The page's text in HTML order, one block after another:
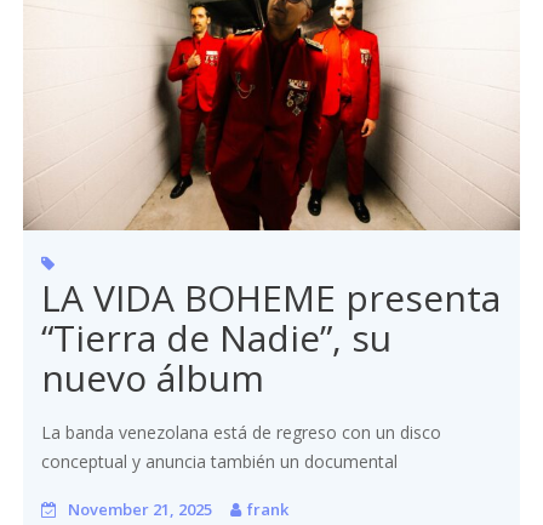
LA VIDA BOHEME presenta
“Tierra de Nadie”, su
nuevo álbum
La banda venezolana está de regreso con un disco
conceptual y anuncia también un documental
November 21, 2025
frank